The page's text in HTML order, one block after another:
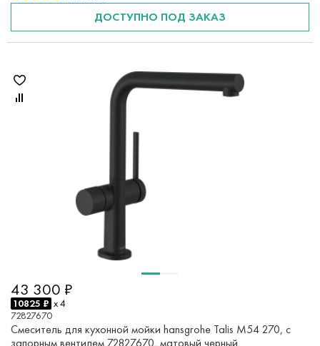
ДОСТУПНО ПОД ЗАКАЗ
43 300 ₽
10825 ₽ x 4
72827670
Смеситель для кухонной мойки hansgrohe Talis M54 270, с
запорным вентилем 72827670, матовый черный